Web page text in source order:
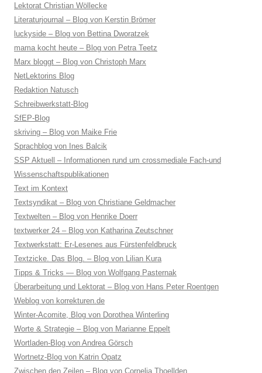
Lektorat Christian Wöllecke
Literaturjournal – Blog von Kerstin Brömer
luckyside – Blog von Bettina Dworatzek
mama kocht heute – Blog von Petra Teetz
Marx bloggt – Blog von Christoph Marx
NetLektorins Blog
Redaktion Natusch
Schreibwerkstatt-Blog
SfEP-Blog
skriving – Blog von Maike Frie
Sprachblog von Ines Balcik
SSP Aktuell – Informationen rund um crossmediale Fach-und
Wissenschaftspublikationen
Text im Kontext
Textsyndikat – Blog von Christiane Geldmacher
Textwelten – Blog von Henrike Doerr
textwerker 24 – Blog von Katharina Zeutschner
Textwerkstatt: Er-Lesenes aus Fürstenfeldbruck
Textzicke. Das Blog. – Blog von Lilian Kura
Tipps & Tricks — Blog von Wolfgang Pasternak
Überarbeitung und Lektorat – Blog von Hans Peter Roentgen
Weblog von korrekturen.de
Winter-Acomite, Blog von Dorothea Winterling
Worte & Strategie – Blog von Marianne Eppelt
Wortladen-Blog von Andrea Görsch
Wortnetz-Blog von Katrin Opatz
Zwischen den Zeilen – Blog von Cornelia Thoellden